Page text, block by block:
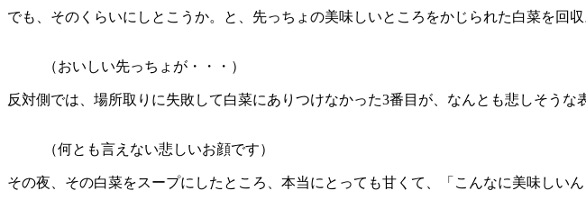
でも、そのくらいにしとこうか。と、先っちょの美味しいところをかじられた白菜を回収
（おいしい先っちょが・・・）
反対側では、場所取りに失敗して白菜にありつけなかった3番目が、なんとも悲しそう
（何とも言えない悲しいお顔です）
その夜、その白菜をスープにしたところ、本当にとっても甘くて、「こんなに美味しい